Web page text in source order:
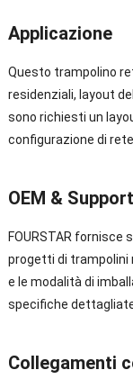
Applicazione
Questo trampolino
residenziali, layout
sono richiesti un
configurazione di
OEM &
FOURSTAR fornisce
progetti di trampolini
e le modalità di
specifiche
Collegamenti